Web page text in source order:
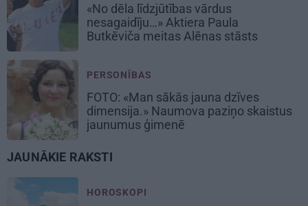
«No dēla līdzjūtības vārdus
nesagaidīju…» Aktiera Paula
Butkēviča meitas Alēnas stāsts
PERSONĪBAS
FOTO: «Man sākās jauna dzīves
dimensija.» Naumova paziņo skaistus
jaunumus ģimenē
JAUNĀKIE RAKSTI
HOROSKOPI